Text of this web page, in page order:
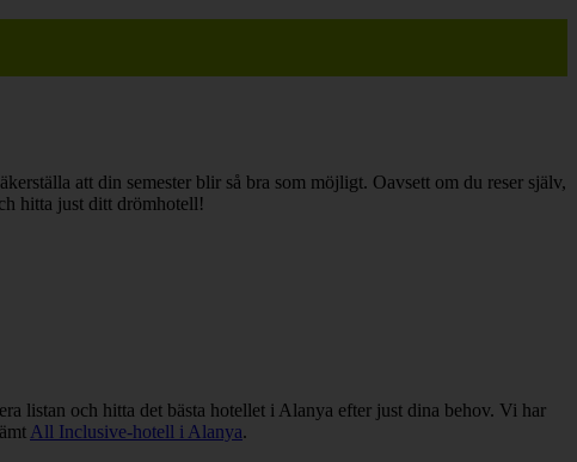
att din semester blir så bra som möjligt. Oavsett om du reser själv,
hitta just ditt drömhotell!
listan och hitta det bästa hotellet i Alanya efter just dina behov. Vi har
All Inclusive-hotell i Alanya.